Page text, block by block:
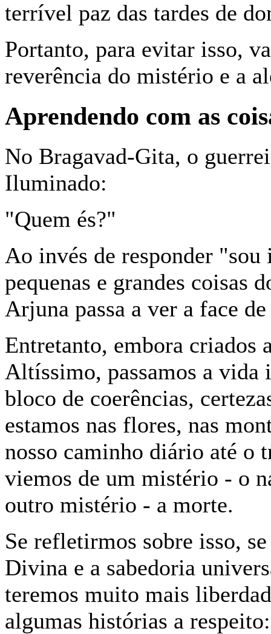
terrível paz das tardes de
Portanto, para evitar isso,
reverência do mistério e a
Aprendendo com as
No Bragavad-Gita, o
Ilumi­nado:
"Quem és?"
Ao invés de responder
pequenas e grandes coisas
Arjuna passa a ver a face
Entretanto, embora criados
Altíssimo, passamos a vida
bloco de coerências,
estamos nas flores, nas
nosso caminho diário até o
viemos de um mistério - o
outro mistério - a morte.
Se refletirmos sobre isso,
Divina e a sabedoria
teremos muito mais
algumas histórias a respeito: